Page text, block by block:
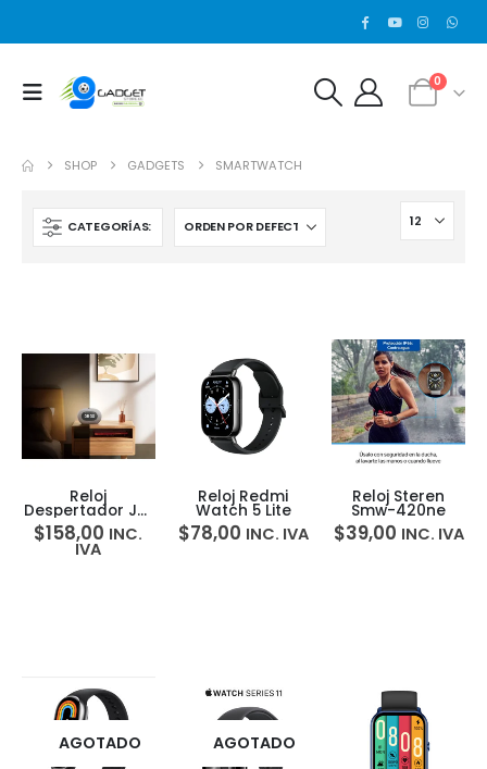
0
SHOP GADGETS SMARTWATCH
CATEGORÍAS:
Reloj
Despertador JBL
Horizon 3
$158,00 INC.
IVA
Reloj Redmi
Watch 5 Lite
$78,00 INC. IVA
Reloj Steren
Smw-420ne
$39,00 INC. IVA
AGOTADO AGOTADO